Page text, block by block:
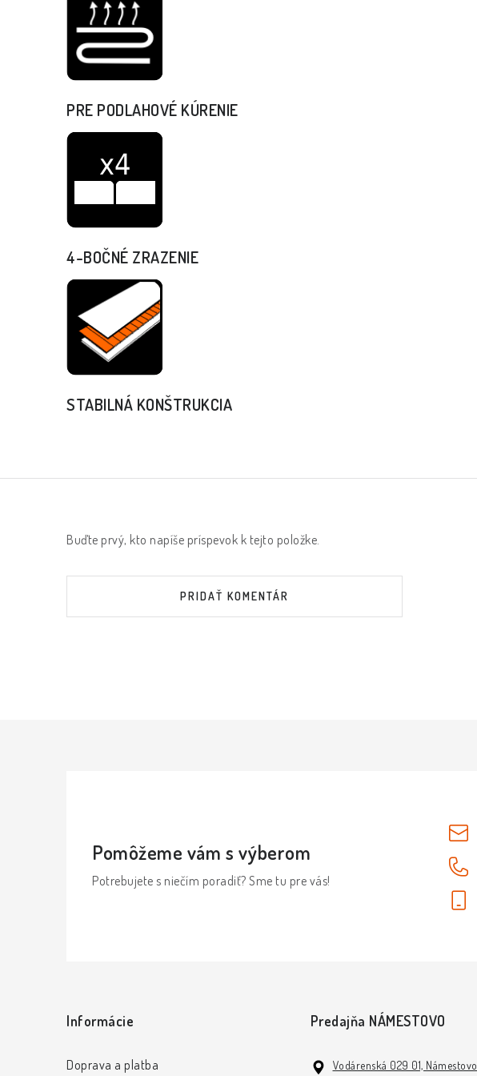
PRE PODLAHOVÉ KÚRENIE
4-BOČNÉ ZRAZENIE
STABILNÁ KONŠTRUKCIA
Buďte prvý, kto napíše príspevok k tejto položke.
PRIDAŤ KOMENTÁR
Pomôžeme vám s výberom
Potrebujete s niečím poradiť? Sme tu pre vás!
Informácie
Doprava a platba
Predajňa NÁMESTOVO
Vodárenská 029 01, Námestovo